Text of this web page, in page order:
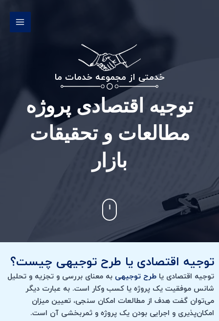
خدمتی از مجموعه خدمات ما
توجیه اقتصادی پروژه
مطالعات و تحقیقات
بازار
توجیه اقتصادی یا طرح توجیهی چیست؟
توجیه اقتصادی یا طرح توجیهی به معنای بررسی و تجزیه و تحلیل
شانس موفقیت یک پروژه یا کسب ‌وکار است. به عبارت دیگر
می‌توان گفت هدف از مطالعات امکان سنجی، تعیین میزان
امکان‌پذیری و اجرایی بودن یک پروژه و ثمربخشی آن است.